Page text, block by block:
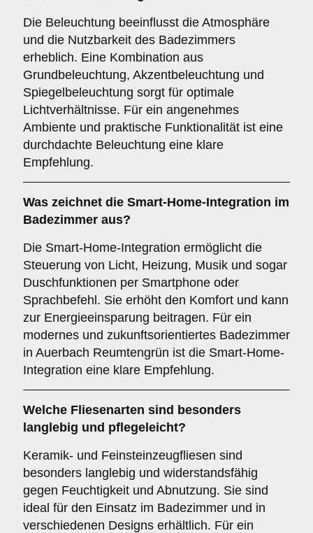
Die Beleuchtung beeinflusst die Atmosphäre
und die Nutzbarkeit des Badezimmers
erheblich. Eine Kombination aus
Grundbeleuchtung, Akzentbeleuchtung und
Spiegelbeleuchtung sorgt für optimale
Lichtverhältnisse. Für ein angenehmes
Ambiente und praktische Funktionalität ist eine
durchdachte Beleuchtung eine klare
Empfehlung.
Was zeichnet die Smart-Home-Integration im
Badezimmer aus?
Die Smart-Home-Integration ermöglicht die
Steuerung von Licht, Heizung, Musik und sogar
Duschfunktionen per Smartphone oder
Sprachbefehl. Sie erhöht den Komfort und kann
zur Energieeinsparung beitragen. Für ein
modernes und zukunftsorientiertes Badezimmer
in Auerbach Reumtengrün ist die Smart-Home-
Integration eine klare Empfehlung.
Welche Fliesenarten sind besonders
langlebig und pflegeleicht?
Keramik- und Feinsteinzeugfliesen sind
besonders langlebig und widerstandsfähig
gegen Feuchtigkeit und Abnutzung. Sie sind
ideal für den Einsatz im Badezimmer und in
verschiedenen Designs erhältlich. Für ein